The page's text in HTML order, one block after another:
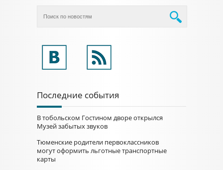
Последние события
В тобольском Гостином дворе открылся
Музей забытых звуков
Тюменские родители первоклассников
могут оформить льготные транспортные
карты